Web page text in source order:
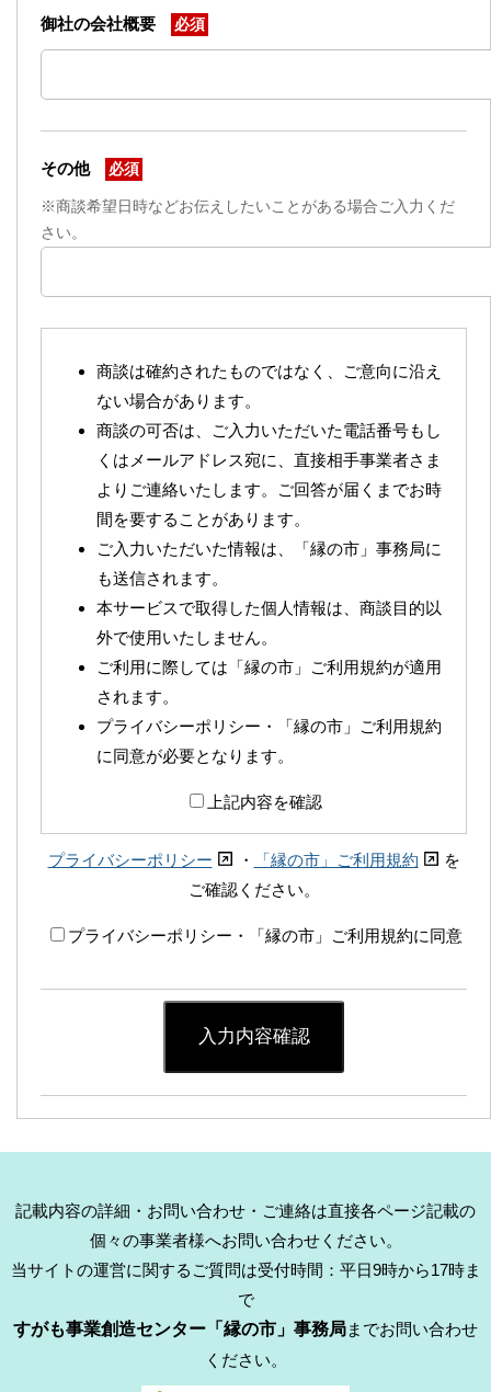
御社の会社概要 必須
その他 必須
※商談希望日時などお伝えしたいことがある場合ご入力くだ
さい。
商談は確約されたものではなく、ご意向に沿え
ない場合があります。
商談の可否は、ご入力いただいた電話番号もし
くはメールアドレス宛に、直接相手事業者さま
よりご連絡いたします。ご回答が届くまでお時
間を要することがあります。
ご入力いただいた情報は、「縁の市」事務局に
も送信されます。
本サービスで取得した個人情報は、商談目的以
外で使用いたしません。
ご利用に際しては「縁の市」ご利用規約が適用
されます。
プライバシーポリシー・「縁の市」ご利用規約
に同意が必要となります。
上記内容を確認
プライバシーポリシー ・ 「縁の市」ご利用規約
を
ご確認ください。
プライバシーポリシー・「縁の市」ご利用規約に同意
入力内容確認
記載内容の詳細・お問い合わせ・ご連絡は直接各ページ記載の
個々の事業者様へお問い合わせください。
当サイトの運営に関するご質問は受付時間：平日9時から17時ま
で
すがも事業創造センター「縁の市」事務局までお問い合わせ
ください。